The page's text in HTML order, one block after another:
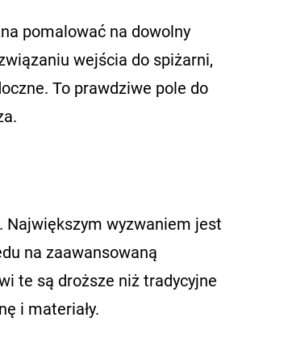
pomalować na dowolny
wejścia do spiżarni,
To prawdziwe pole do
Największym wyzwaniem jest
na zaawansowaną
te są droższe niż tradycyjne
i materiały.